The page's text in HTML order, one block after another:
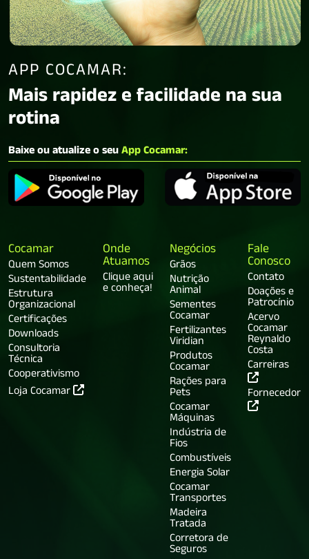
APP COCAMAR:
Mais rapidez e facilidade na sua
rotina
Baixe ou atualize o seuApp Cocamar:
Cocamar
Quem Somos
Sustentabilidade
Estrutura
Organizacional
Certificações
Downloads
Consultoria
Técnica
Cooperativismo
Loja Cocamar
Onde
Atuamos
Clique aqui
e conheça!
Negócios
Grãos
Nutrição
Animal
Sementes
Cocamar
Fertilizantes
Viridian
Produtos
Cocamar
Rações para
Pets
Cocamar
Máquinas
Indústria de
Fios
Combustíveis
Energia Solar
Cocamar
Transportes
Madeira
Tratada
Corretora de
Seguros
Fale
Conosco
Contato
Doações e
Patrocínio
Acervo
Cocamar
Reynaldo
Costa
Carreiras
Fornecedor